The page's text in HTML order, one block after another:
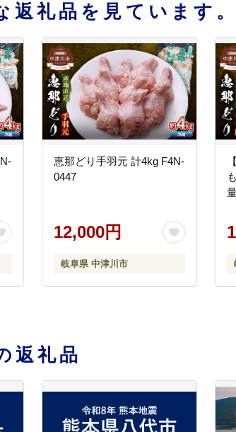
礼品を見ています。
恵那どり手羽元 計4kg F4N-
0447
12,000円
岐阜県 中津川市
返礼品